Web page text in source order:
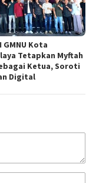
GMNU Kota
Tetapkan Myftah
Ketua, Soroti
Digital